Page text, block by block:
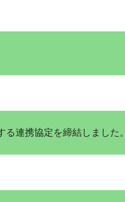
連携協定を締結しました。